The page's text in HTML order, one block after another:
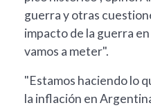
guerra y otras
impacto de la guerra
vamos a meter".
"Estamos haciendo lo
la inflación en